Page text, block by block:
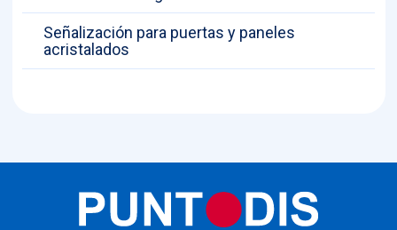
Señalización para puertas y paneles
acristalados